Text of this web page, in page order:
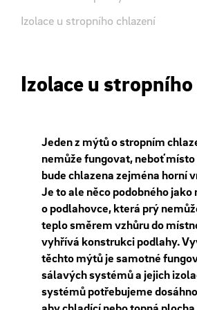
Izolace u stropního chlazení
Izolace u
Jeden z mýtů o stropním
nemůže fungovat, neboť
bude chlazena zejména horní
Je to ale něco podobného ​​jako
o podlahovce, která prý
teplo směrem vzhůru do
vyhřívá konstrukci podlahy.
těchto mýtů je samotné
sálavých systémů a jejich
systémů potřebujeme